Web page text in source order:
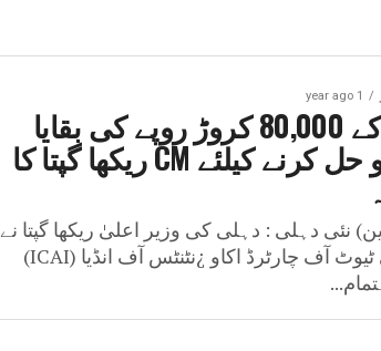
1 year ago
دہلی کے 80,000 کروڑ روپے کی بقایا
رقم کو حل کرنے کیلئے CM ریکھا گپتا کا
نئی دہلی : دہلی کی وزیر اعلیٰ ریکھا گپتا نے
آج انسٹی ٹیوٹ آف چارٹرڈ اکاو ¿نٹنٹس آف انڈیا (ICAI)